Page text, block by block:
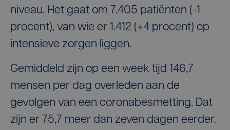
niveau. Het gaat om 7.405 patiënten (-1
procent), van wie er 1.412 (+4 procent) op
intensieve zorgen liggen.
Gemiddeld zijn op een week tijd 146,7
mensen per dag overleden aan de
gevolgen van een coronabesmetting. Dat
zijn er 75,7 meer dan zeven dagen eerder.